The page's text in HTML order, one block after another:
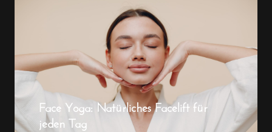
Face Yoga: Natürliches Facelift für
jeden Tag